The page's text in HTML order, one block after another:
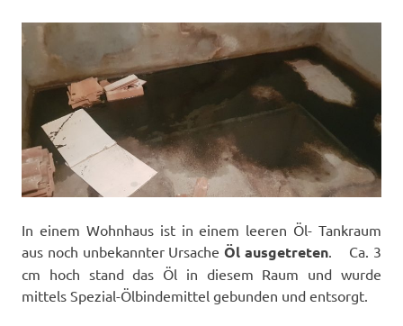
In einem Wohnhaus ist in einem leeren Öl- Tankraum
aus noch unbekannter UrsacheÖl ausgetreten. Ca. 3
cm hoch stand das Öl in diesem Raum und wurde
mittels Spezial-Ölbindemittel gebunden und entsorgt.